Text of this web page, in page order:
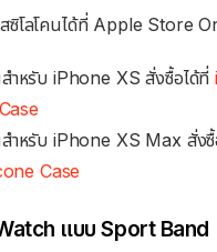
ซิโลโคนได้ที่ Apple Store
สำหรับ iPhone XS สั่งซื้อได้ที่
สำหรับ iPhone XS Max สั่ง
Case
แบบ Sport Band